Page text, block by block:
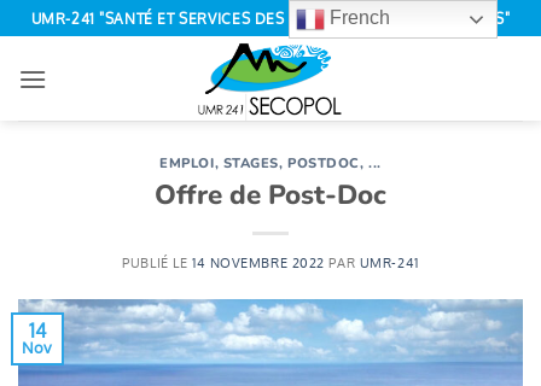
Passer
au
contenu
UMR-241 "SANTÉ ET SERVICES DES ÉCOSYSTÈMES POLYNÉSIENS"
EMPLOI, STAGES, POSTDOC, ...
Offre de Post-Doc
PUBLIÉ LE 14 NOVEMBRE 2022 PAR UMR-241
14
Nov
French